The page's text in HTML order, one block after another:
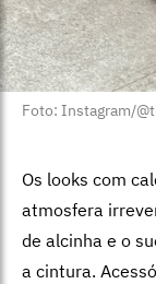
Foto: Instagram/
Os looks com
atmosfera
de alcinha e o
a cintura.